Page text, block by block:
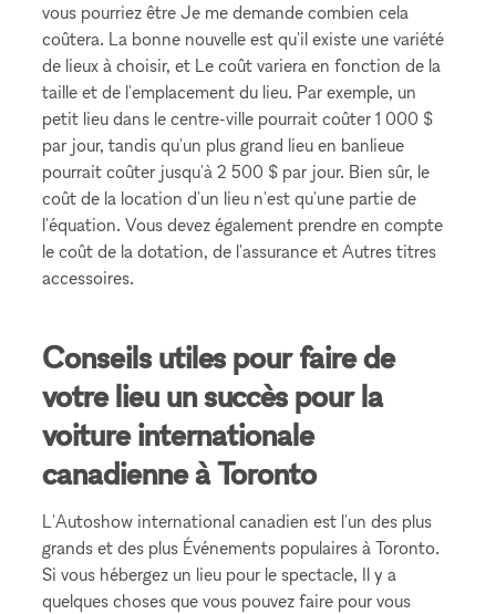
vous pourriez être Je me demande combien cela
coûtera. La bonne nouvelle est qu'il existe une variété
de lieux à choisir, et Le coût variera en fonction de la
taille et de l'emplacement du lieu. Par exemple, un
petit lieu dans le centre-ville pourrait coûter 1 000 $
par jour, tandis qu'un plus grand lieu en banlieue
pourrait coûter jusqu'à 2 500 $ par jour. Bien sûr, le
coût de la location d'un lieu n'est qu'une partie de
l'équation. Vous devez également prendre en compte
le coût de la dotation, de l'assurance et Autres titres
accessoires.
Conseils utiles pour faire de
votre lieu un succès pour la
voiture internationale
canadienne à Toronto
L'Autoshow international canadien est l'un des plus
grands et des plus Événements populaires à Toronto.
Si vous hébergez un lieu pour le spectacle, Il y a
quelques choses que vous pouvez faire pour vous